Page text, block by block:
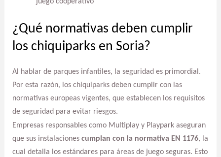
¿Qué normativas deben cumplir
los chiquiparks en Soria?
Al hablar de parques infantiles, la seguridad es primordial.
Por esta razón, los chiquiparks deben cumplir con las
normativas europeas vigentes, que establecen los requisitos
de seguridad para evitar riesgos.
Empresas responsables como Multiplay y Playpark aseguran
que sus instalaciones cumplan con la normativa EN 1176, la
cual detalla los estándares para áreas de juego seguras. Esto